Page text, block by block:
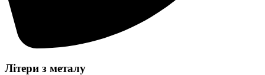
Літери з металу